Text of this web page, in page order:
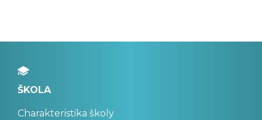
ŠKOLA
Charakteristika školy